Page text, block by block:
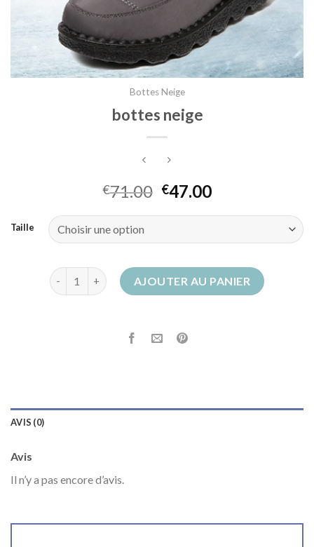
Bottes Neige
bottes neige
€71.00 €47.00
Taille
quantité de bottes neigeAJOUTER AU PANIER
AVIS (0)
Avis
Il n’y a pas encore d’avis.